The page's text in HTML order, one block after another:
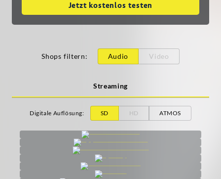
Jetzt kostenlos testen
Shops filtern: Audio Video
Streaming
Digitale Auflösung: SD HD ATMOS